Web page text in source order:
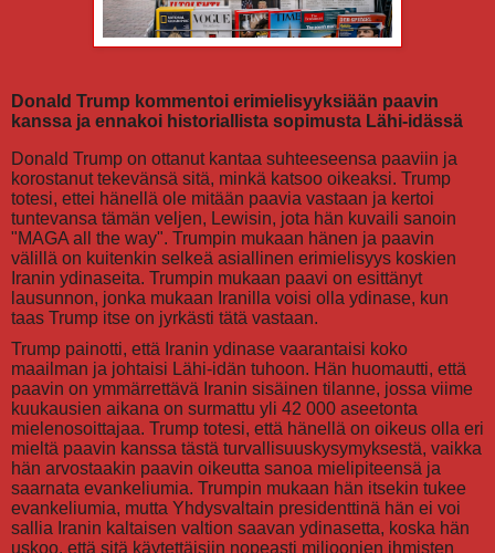
Donald Trump kommentoi erimielisyyksiään paavin
kanssa ja ennakoi historiallista sopimusta Lähi-idässä
Donald Trump on ottanut kantaa suhteeseensa paaviin ja
korostanut tekevänsä sitä, minkä katsoo oikeaksi. Trump
totesi, ettei hänellä ole mitään paavia vastaan ja kertoi
tuntevansa tämän veljen, Lewisin, jota hän kuvaili sanoin
"MAGA all the way". Trumpin mukaan hänen ja paavin
välillä on kuitenkin selkeä asiallinen erimielisyys koskien
Iranin ydinaseita. Trumpin mukaan paavi on esittänyt
lausunnon, jonka mukaan Iranilla voisi olla ydinase, kun
taas Trump itse on jyrkästi tätä vastaan.
Trump painotti, että Iranin ydinase vaarantaisi koko
maailman ja johtaisi Lähi-idän tuhoon. Hän huomautti, että
paavin on ymmärrettävä Iranin sisäinen tilanne, jossa viime
kuukausien aikana on surmattu yli 42 000 aseetonta
mielenosoittajaa. Trump totesi, että hänellä on oikeus olla eri
mieltä paavin kanssa tästä turvallisuuskysymyksestä, vaikka
hän arvostaakin paavin oikeutta sanoa mielipiteensä ja
saarnata evankeliumia. Trumpin mukaan hän itsekin tukee
evankeliumia, mutta Yhdysvaltain presidenttinä hän ei voi
sallia Iranin kaltaisen valtion saavan ydinasetta, koska hän
uskoo, että sitä käytettäisiin nopeasti miljoonien ihmisten